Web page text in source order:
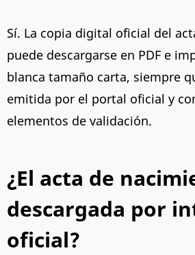
Sí. La copia digital oficial del
puede descargarse en PDF e
blanca tamaño carta, siempre
emitida por el portal oficial y
elementos de validación.
¿El acta de
descargada por
oficial?